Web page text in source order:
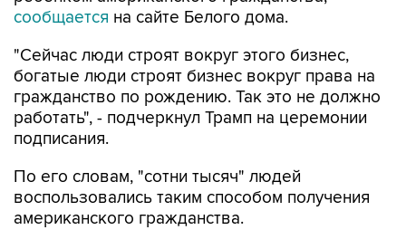
"Сейчас люди строят вокруг этого бизнес,
гражданство по рождению. Так это не должно
работать", - подчеркнул Трамп на церемонии
подписания.
По его словам, "сотни тысяч" людей
американского гражданства.
Президент подписал еще один указ, также